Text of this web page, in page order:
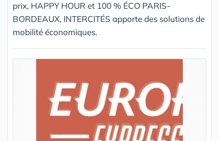
prix, HAPPY HOUR et 100 % ÉCO PARIS-
BORDEAUX, INTERCITÉS apporte des solutions de
mobilité économiques.